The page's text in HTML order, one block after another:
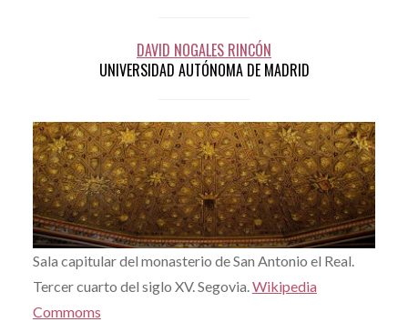
DAVID NOGALES RINCÓN
UNIVERSIDAD AUTÓNOMA DE MADRID
Sala capitular del monasterio de San Antonio el Real.
Tercer cuarto del siglo XV. Segovia.Wikipedia
Commoms